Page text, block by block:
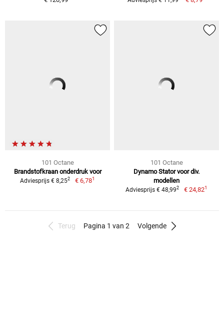
101 Octane
Brandstofkraan onderdruk voor
Adviesprijs € 8,252 € 6,781
101 Octane
Dynamo Stator voor div.
modellen
Adviesprijs € 48,992 € 24,821
Terug Pagina 1 van 2 Volgende